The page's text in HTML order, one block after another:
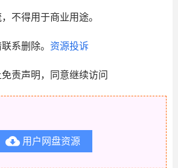
不得用于商业用途。
系删除。 资源投诉
责声明，同意继续访问
用户网盘资源